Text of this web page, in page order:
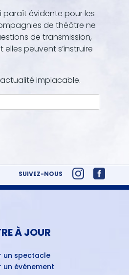
paraît évidente pour les
de théâtre ne
de transmission,
peuvent s’instruire
implacable.
SUIVEZ-NOUS
À JOUR
un spectacle
un événement